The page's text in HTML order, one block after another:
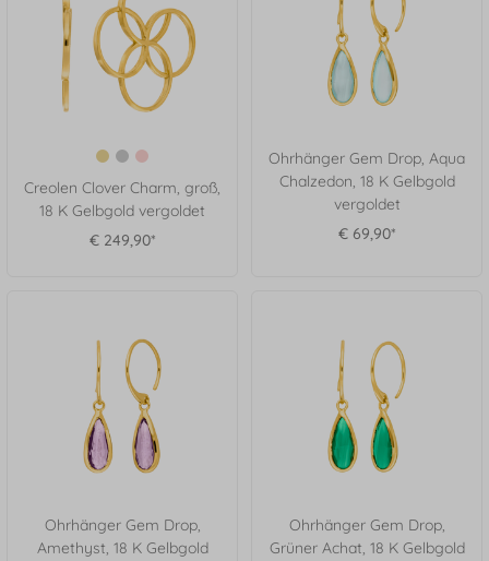
Creolen Clover Charm, groß,
18 K Gelbgold vergoldet
€ 249,90*
Ohrhänger Gem Drop, Aqua
Chalzedon, 18 K Gelbgold
vergoldet
€ 69,90*
Ohrhänger Gem Drop,
Amethyst, 18 K Gelbgold
Ohrhänger Gem Drop,
Grüner Achat, 18 K Gelbgold